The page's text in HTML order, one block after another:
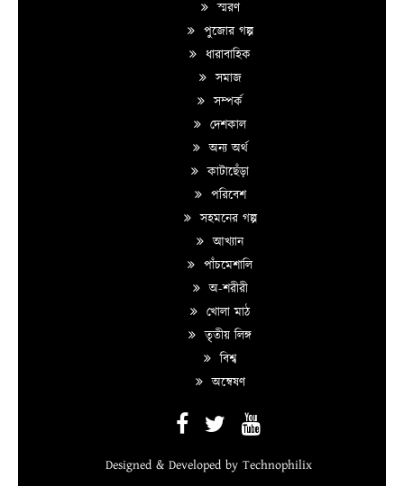
স্মরণ
পুজোর গল্প
ধারাবাহিক
সমাজ
সম্পর্ক
দেশকাল
অন্য অর্থ
কাটাছেঁড়া
পরিবেশ
সহমনের গল্প
আখ্যান
পাঁচমেশালি
অ-শরীরী
খোলা মাঠ
তৃতীয় লিঙ্গ
বিশ্ব
অন্বেষণ
Designed & Developed by Technophilix